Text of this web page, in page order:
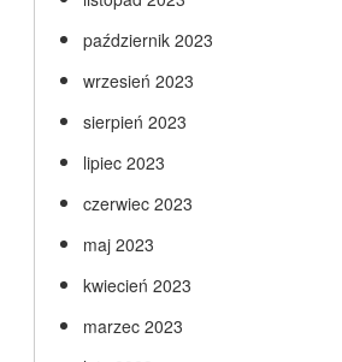
październik 2023
wrzesień 2023
sierpień 2023
lipiec 2023
czerwiec 2023
maj 2023
kwiecień 2023
marzec 2023